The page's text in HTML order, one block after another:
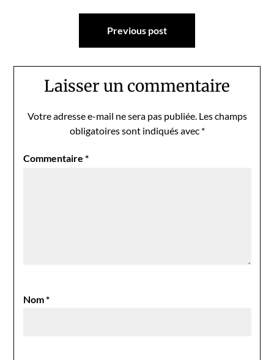
Navigation
Previous post
Laisser un commentaire
Votre adresse e-mail ne sera pas publiée. Les champs
obligatoires sont indiqués avec *
Commentaire*
Nom*